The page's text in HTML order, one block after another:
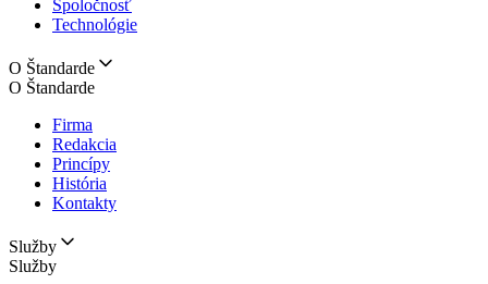
Spoločnosť
Technológie
O Štandarde
O Štandarde
Firma
Redakcia
Princípy
História
Kontakty
Služby
Služby